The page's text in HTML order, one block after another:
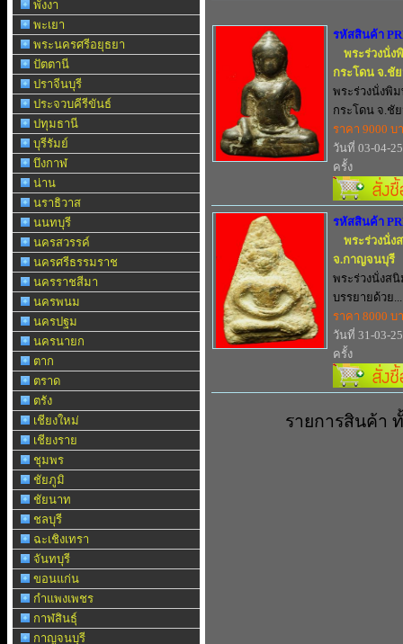
พังงา
พะเยา
พระนครศรีอยุธยา
ปัตตานี
ปราจีนบุรี
ประจวบคีรีขันธ์
ปทุมธานี
บุรีรัมย์
บึงกาฬ
น่าน
นราธิวาส
นนทบุรี
นครสวรรค์
นครศรีธรรมราช
นครราชสีมา
นครพนม
นครปฐม
นครนายก
ตาก
ตราด
ตรัง
เชียงใหม่
เชียงราย
ชุมพร
ชัยภูมิ
ชัยนาท
ชลบุรี
ฉะเชิงเทรา
จันทบุรี
ขอนแก่น
กำแพงเพชร
กาฬสินธุ์
กาญจนบุรี
รหัสสินค้า
พระร่วงนั่
กระโดน จ.ชั
พระร่วงนั่งพิ
กระโดน จ.ชั
ราคา 9000 บ
วันที่ 03-04-
ครั้ง
รหัสสินค้า
พระร่วงนั่ง
จ.กาญจนบุรี
พระร่วงนั่งส
บรรยายด้วย...
ราคา 8000 บ
วันที่ 31-03-
ครั้ง
รายการสินค้า